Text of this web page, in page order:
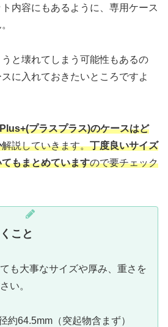
内容にもあるように、専用ケース
と壊れてしまう可能性もあるの
に入れておきたいところですよ
プラスプラス)のケースはど
解説していきます。丁度良いサイズ
もまとめていますので要チェック
こと
も大事なサイズや厚み、重さを
い。
約64.5mm（突起物含まず）